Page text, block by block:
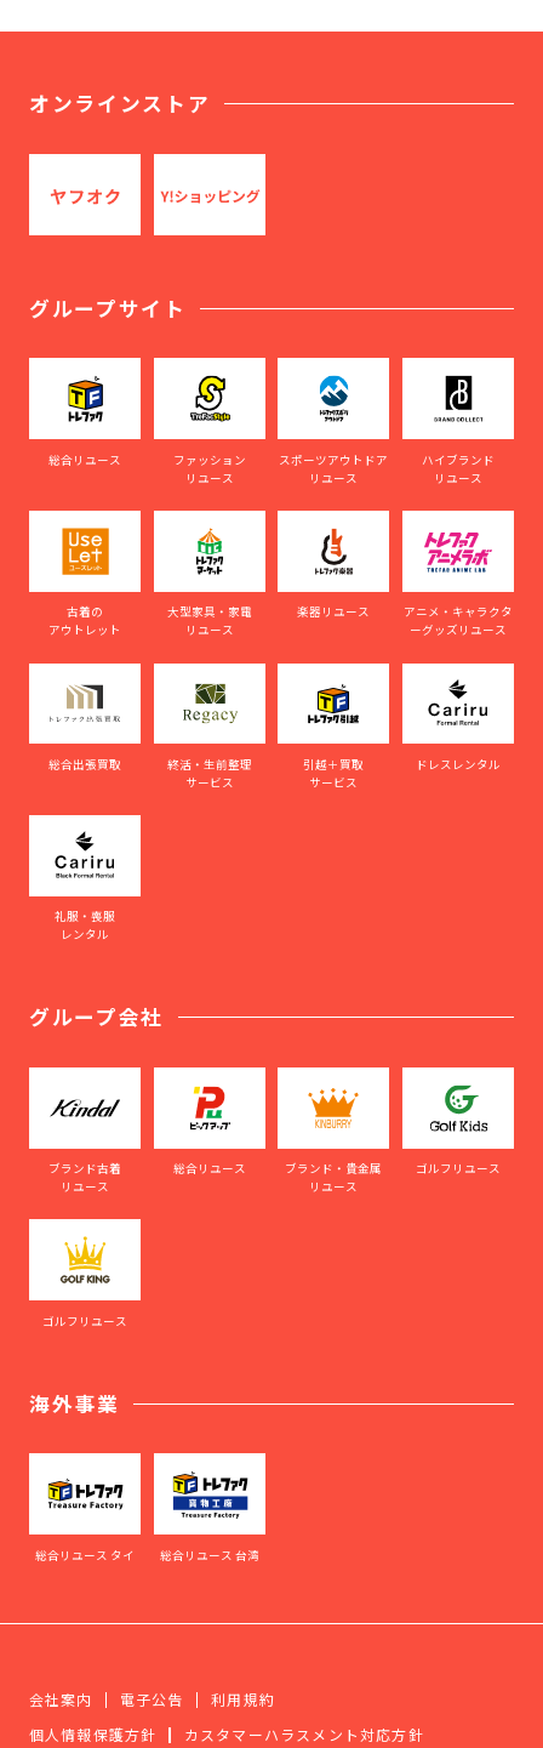
オンラインストア
グループサイト
総合リユース
ファッション
リユース
スポーツアウトドア
リユース
ハイブランド
リユース
古着の
アウトレット
大型家具・家電
リユース
楽器リユース
アニメ・キャラクタ
ーグッズリユース
総合出張買取
終活・生前整理
サービス
引越＋買取
サービス
ドレスレンタル
礼服・喪服
レンタル
グループ会社
ブランド古着
リユース
総合リユース
ブランド・貴金属
リユース
ゴルフリユース
ゴルフリユース
海外事業
総合リユース タイ 総合リユース 台湾
会社案内 電子公告
利用規約
個人情報保護方針
カスタマーハラスメント対応方針